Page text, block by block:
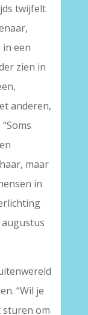
twijfelt
in een
zien in
anderen,
maar
in
augustus
“Wil je
sturen om